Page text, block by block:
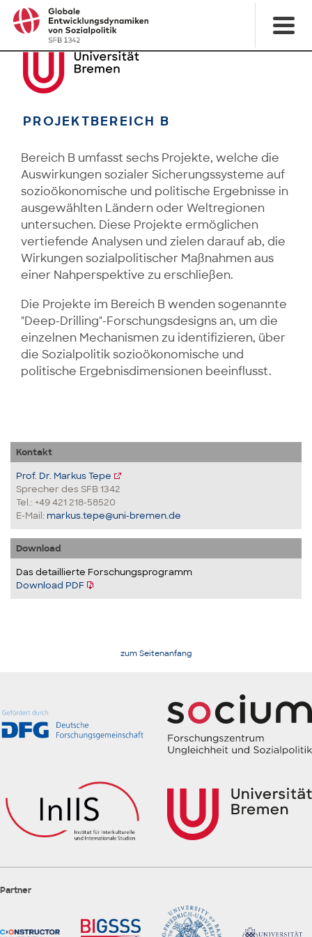
PROJEKTBEREICH B
Bereich B umfasst sechs Projekte, welche die
Auswirkungen sozialer Sicherungssysteme auf
sozioökonomische und politische Ergebnisse in
ausgewählten Ländern oder Weltregionen
untersuchen. Diese Projekte ermöglichen
vertiefende Analysen und zielen darauf ab, die
Wirkungen sozialpolitischer Maßnahmen aus
einer Nahperspektive zu erschließen.
Die Projekte im Bereich B wenden sogenannte
"Deep-Drilling"-Forschungsdesigns an, um die
einzelnen Mechanismen zu identifizieren, über
die Sozialpolitik sozioökonomische und
politische Ergebnisdimensionen beeinflusst.
Kontakt
Prof. Dr. Markus Tepe
Sprecher des SFB 1342
Tel.: +49 421 218-58520
E-Mail: markus.tepe@uni-bremen.de
Download
Das detaillierte Forschungsprogramm
Download PDF
zum Seitenanfang
Partner